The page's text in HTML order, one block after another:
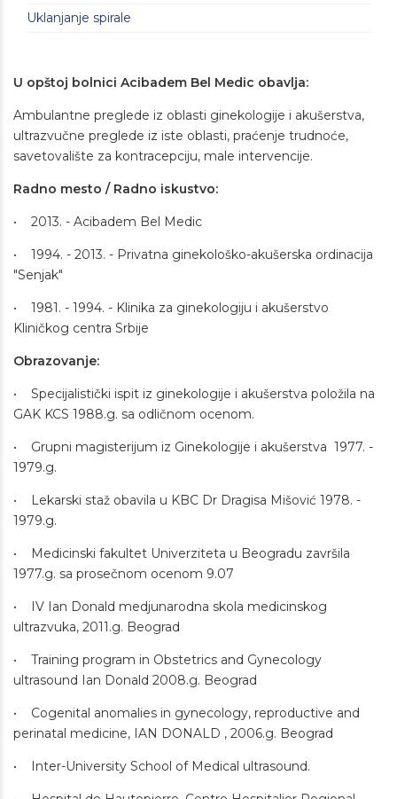
Uklanjanje spirale
U opštoj bolnici Acibadem Bel Medic obavlja:
Ambulantne preglede iz oblasti ginekologije i akušerstva,
ultrazvučne preglede iz iste oblasti, praćenje trudnoće,
savetovalište za kontracepciju, male intervencije.
Radno mesto / Radno iskustvo:
• 2013. - Acibadem Bel Medic
• 1994. - 2013. - Privatna ginekološko-akušerska ordinacija
"Senjak"
• 1981. - 1994. - Klinika za ginekologiju i akušerstvo
Kliničkog centra Srbije
Obrazovanje:
• Specijalistički ispit iz ginekologije i akušerstva položila na
GAK KCS 1988.g. sa odličnom ocenom.
• Grupni magisterijum iz Ginekologije i akušerstva 1977. -
1979.g.
• Lekarski staž obavila u KBC Dr Dragisa Mišović 1978. -
1979.g.
• Medicinski fakultet Univerziteta u Beogradu završila
1977.g. sa prosečnom ocenom 9.07
• IV Ian Donald medjunarodna skola medicinskog
ultrazvuka, 2011.g. Beograd
• Training program in Obstetrics and Gynecology
ultrasound Ian Donald 2008.g. Beograd
• Cogenital anomalies in gynecology, reproductive and
perinatal medicine, IAN DONALD , 2006.g. Beograd
• Inter-University School of Medical ultrasound.